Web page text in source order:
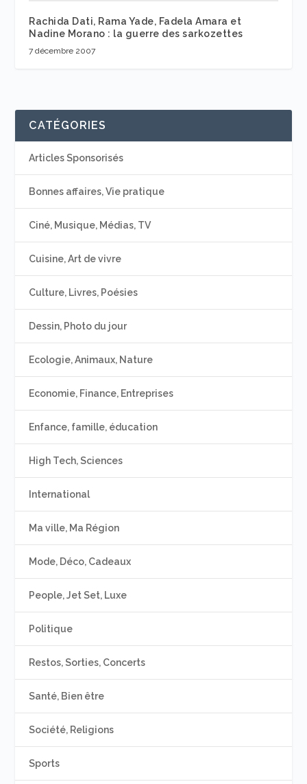
Rachida Dati, Rama Yade, Fadela Amara et
Nadine Morano : la guerre des sarkozettes
7 décembre 2007
CATÉGORIES
Articles Sponsorisés
Bonnes affaires, Vie pratique
Ciné, Musique, Médias, TV
Cuisine, Art de vivre
Culture, Livres, Poésies
Dessin, Photo du jour
Ecologie, Animaux, Nature
Economie, Finance, Entreprises
Enfance, famille, éducation
High Tech, Sciences
International
Ma ville, Ma Région
Mode, Déco, Cadeaux
People, Jet Set, Luxe
Politique
Restos, Sorties, Concerts
Santé, Bien être
Société, Religions
Sports